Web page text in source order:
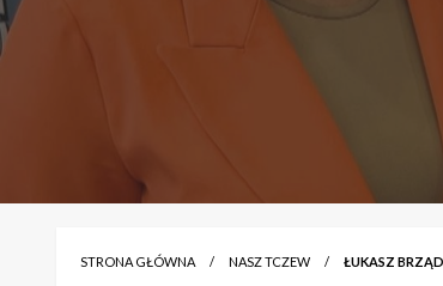
STRONA GŁÓWNA NASZ TCZEW ŁUKASZ